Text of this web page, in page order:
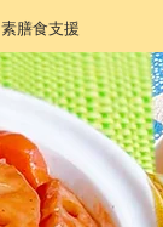
素膳食支援